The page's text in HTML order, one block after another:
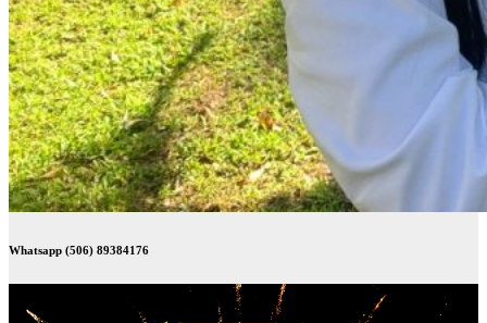
Whatsapp (506) 89384176